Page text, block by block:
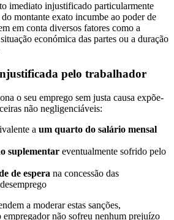
imediato injustificado particularmente
montante exato incumbe ao poder de
em conta diversos fatores como a
económica das partes ou a duração
pelo trabalhador
o seu emprego sem justa causa expõe-
não negligenciáveis:
a um quarto do salário mensal
suplementar eventualmente sofrido pelo
de espera na concessão das
a moderar estas sanções,
empregador não sofreu nenhum prejuízo